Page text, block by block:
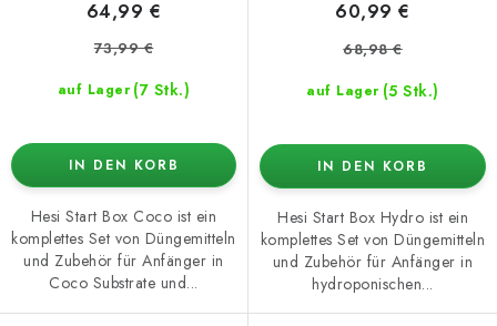
auf Lager (7 Stk.)
64,99 €
73,99 €
IN DEN KORB
Hesi Start Box Coco ist ein
komplettes Set von Düngemitteln
und Zubehör für Anfänger in
Coco Substrate und...
auf Lager (5 Stk.)
60,99 €
68,98 €
IN DEN KORB
Hesi Start Box Hydro ist ein
komplettes Set von Düngemitteln
und Zubehör für Anfänger in
hydroponischen...